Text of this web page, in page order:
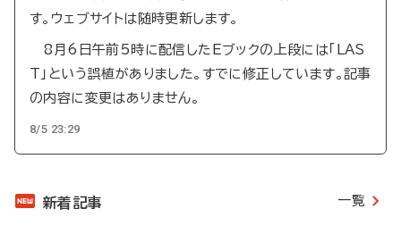
す。ウェブサイトは随時更新します。
8月6日午前5時に配信したEブックの上段には「LAS
T」という誤植がありました。すでに修正しています。記事
の内容に変更はありません。
8/5 23:29
新着記事 一覧